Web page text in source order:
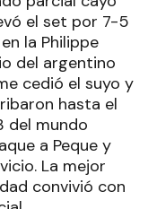
el set por 7-5
la Philippe
del argentino
cedió el suyo y
hasta el
del mundo
a Peque y
La mejor
convivió con